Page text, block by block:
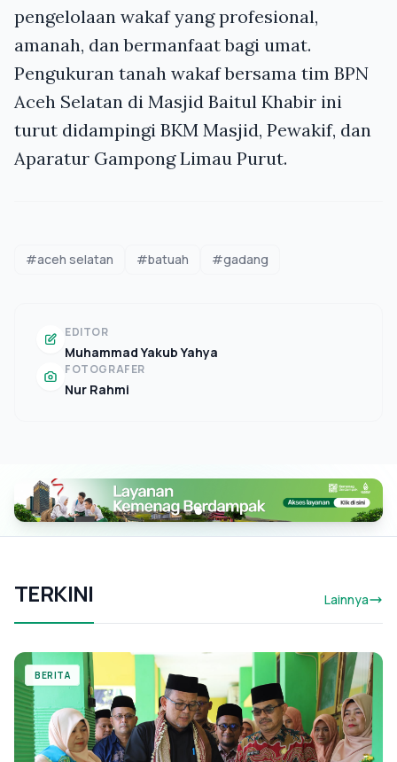
pengelolaan wakaf yang profesional,
amanah, dan bermanfaat bagi umat.
Pengukuran tanah wakaf bersama tim BPN
Aceh Selatan di Masjid Baitul Khabir ini
turut didampingi BKM Masjid, Pewakif, dan
Aparatur Gampong Limau Purut.
#aceh selatan #batuah #gadang
EDITOR
Muhammad Yakub Yahya
FOTOGRAFER
Nur Rahmi
TERKINI Lainnya
BERITA